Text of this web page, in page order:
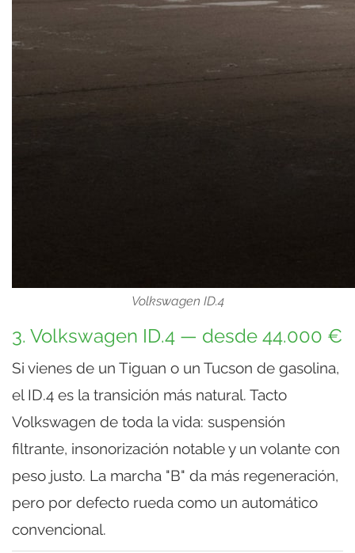
Volkswagen ID.4
3. Volkswagen ID.4 — desde 44.000 €
Si vienes de un Tiguan o un Tucson de gasolina,
el ID.4 es la transición más natural. Tacto
Volkswagen de toda la vida: suspensión
filtrante, insonorización notable y un volante con
peso justo. La marcha "B" da más regeneración,
pero por defecto rueda como un automático
convencional.